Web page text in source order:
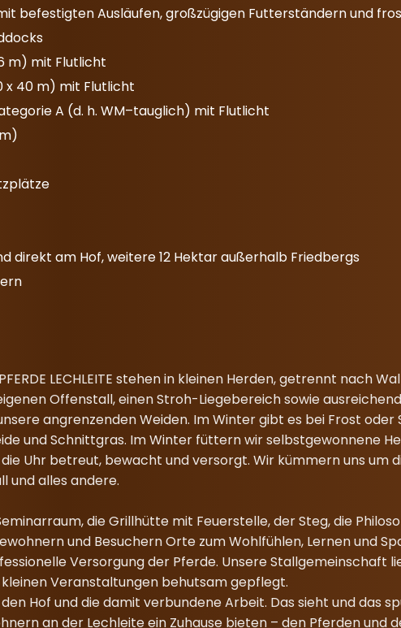
befestigten Ausläufen, großzügigen Futterständern und
m) mit Flutlicht
x 40 m) mit Flutlicht
A (d. h. WM–tauglich) mit Flutlicht
direkt am Hof, weitere 12 Hektar außerhalb Friedbergs
LECHLEITE stehen in kleinen Herden, getrennt nach
Offenstall, einen Stroh-Liegebereich sowie
angrenzenden Weiden. Im Winter gibt es bei Frost
und Schnittgras. Im Winter füttern wir selbstgewonnene
Uhr betreut, bewacht und versorgt. Wir kümmern uns um
und alles andere.
die Grillhütte mit Feuerstelle, der Steg, die
und Besuchern Orte zum Wohlfühlen, Lernen und
Versorgung der Pferde. Unsere Stallgemeinschaft
Veranstaltungen behutsam gepflegt.
Hof und die damit verbundene Arbeit. Das sieht und das
an der Lechleite ein Zuhause bieten – den Pferden und